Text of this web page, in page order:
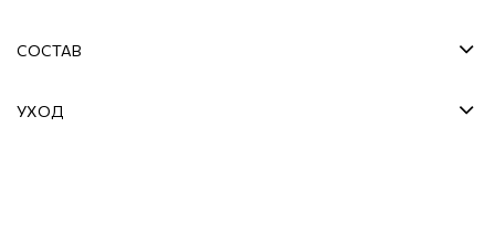
СОСТАВ
УХОД